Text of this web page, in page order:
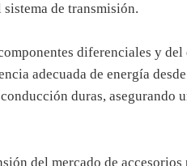
de transmisión.
diferenciales y
adecuada de energía
duras,
del mercado de